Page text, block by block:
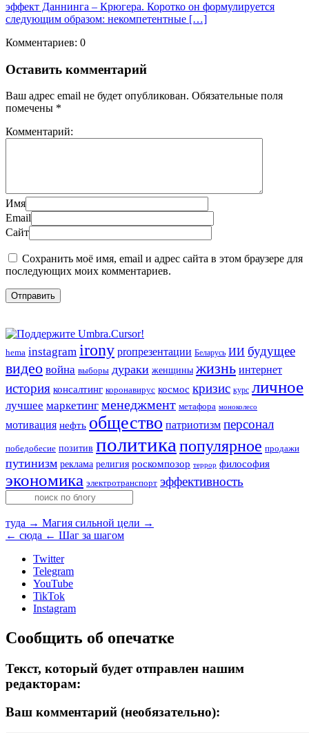
эффект Даннинга – Крюгера. Коротко он формулируется
следующим образом: некомпетентные […]
Комментариев: 0
Оставить комментарий
Ваш адрес email не будет опубликован. Обязательные поля
помечены *
Комментарий:
Имя
Email
Сайт
Сохранить моё имя, email и адрес сайта в этом браузере для
последующих моих комментариев.
hema instagram irony proпрезентации Беларусь ИИ будущее
видео война выборы дураки женщины жизнь интернет
история консалтинг коронавирус космос кризис курс личное
лучшее маркетинг менеджмент метафора моноколесо
мотивация нефть общество патриотизм персонал
победобесие позитив политика популярное продажи
путинизм реклама религия роскомпозор террор философия
экономика электротранспорт эффективность
туда → Магия сильной цели →
← сюда ← Шаг за шагом
Twitter
Telegram
YouTube
TikTok
Instagram
Сообщить об опечатке
Текст, который будет отправлен нашим
редакторам:
Ваш комментарий (необязательно):